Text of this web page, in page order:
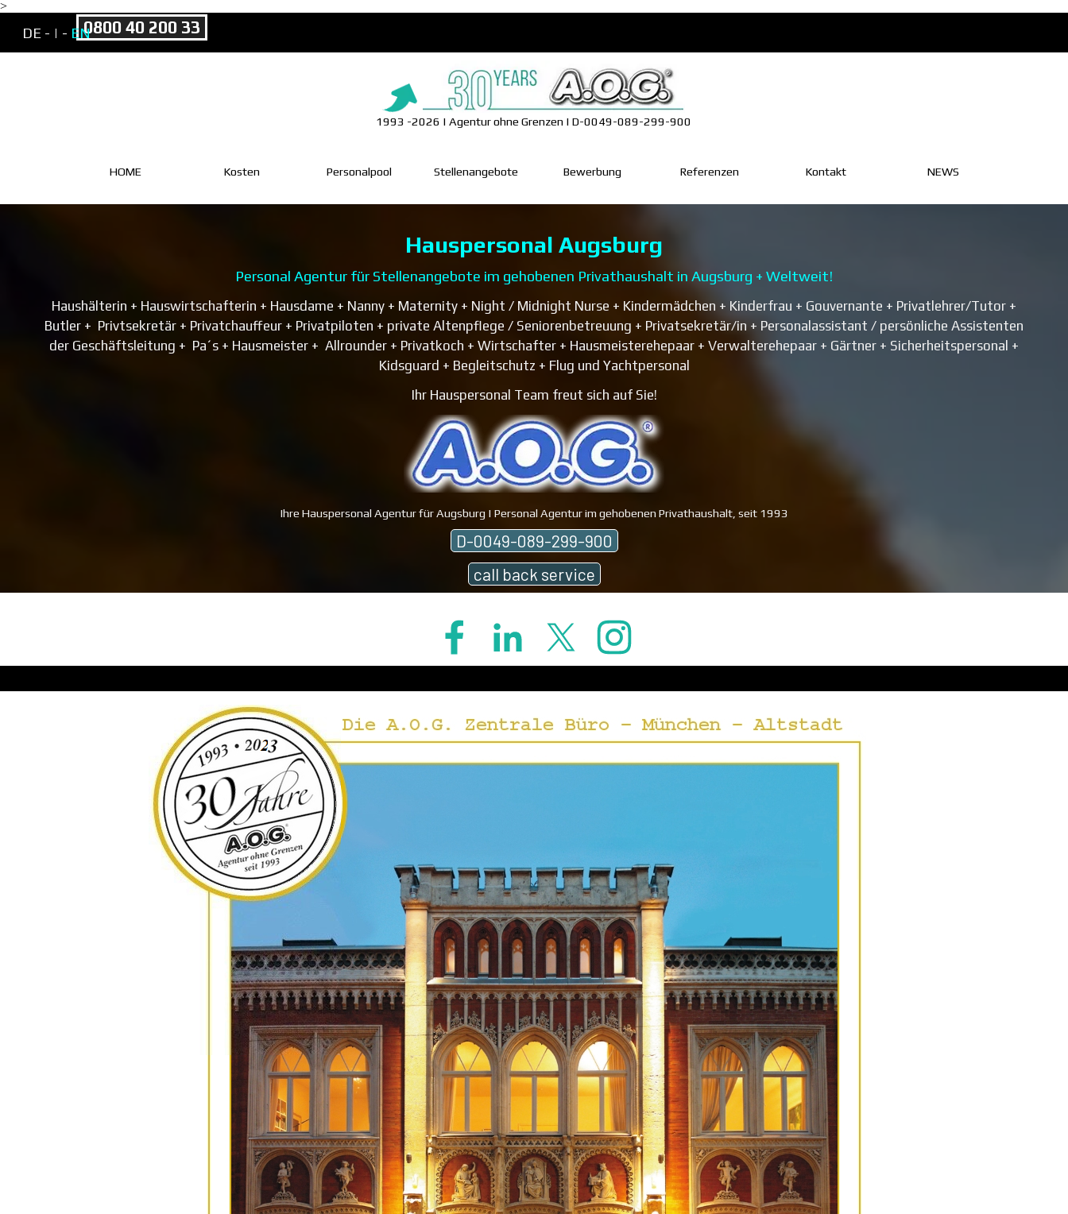
>
Direkt zum Seiteninhalt
DE - | - EN0800 40 200 33
1993 -2026 | Agentur ohne Grenzen | D-0049-089-299-900
HOME
Kosten ▼
Personalpool Stellenangebote Bewerbung Referenzen ▼
Kontakt ▼
NEWS
Hauspersonal Augsburg
Personal Agentur für Stellenangebote im gehobenen Privathaushalt in Augsburg + Weltweit!
Haushälterin + Hauswirtschafterin + Hausdame + Nanny + Maternity + Night / Midnight Nurse + Kindermädchen + Kinderfrau + Gouvernante + Privatlehrer/Tutor +
Butler + Privtsekretär + Privatchauffeur + Privatpiloten + private Altenpflege / Seniorenbetreuung + Privatsekretär/in + Personalassistant / persönliche Assistenten
der Geschäftsleitung + Pa´s + Hausmeister + Allrounder + Privatkoch + Wirtschafter + Hausmeisterehepaar + Verwalterehepaar + Gärtner + Sicherheitspersonal +
Kidsguard + Begleitschutz + Flug und Yachtpersonal
Ihr Hauspersonal Team freut sich auf Sie!
Ihre Hauspersonal Agentur für Augsburg | Personal Agentur im gehobenen Privathaushalt, seit 1993
D-0049-089-299-900
call back service